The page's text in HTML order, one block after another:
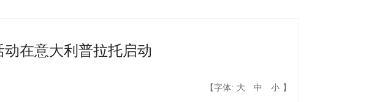
动在意大利普拉托启动
【字体: 大 中 小 】